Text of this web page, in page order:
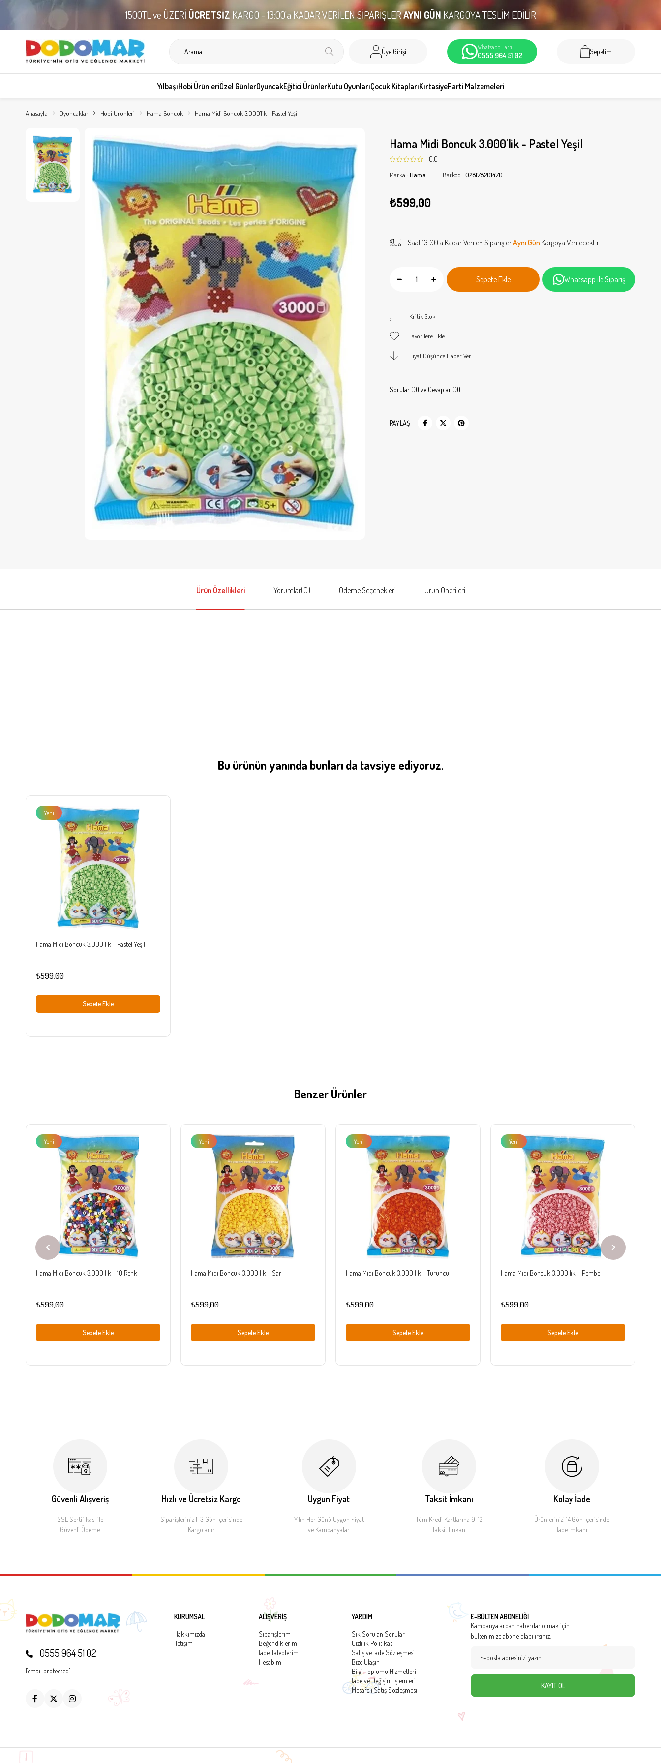
1500TL ve ÜZERİ ÜCRETSİZ KARGO - 13:00'a KADAR VERİLEN SİPARİŞLERAYNI GÜN KARGOYA TESLİM EDİLİR
Üye Girişi
Whatsapp Hattı
0555 964 51 02 Sepetim
YılbaşıHobi ÜrünleriÖzel GünlerOyuncakEğitici ÜrünlerKutu OyunlarıÇocuk KitaplarıKırtasiyeParti Malzemeleri
Anasayfa Oyuncaklar Hobi Ürünleri Hama Boncuk Hama Midi Boncuk 3.000'lik - Pastel Yeşil
Hama Midi Boncuk 3.000'lik - Pastel Yeşil
0.0
Marka : Hama Barkod : 028178201470
₺599,00
Saat 13.00'a Kadar Verilen SiparişlerAynı Gün Kargoya Verilecektir.
Whatsapp ile Sipariş
Kritik Stok
Favorilere Ekle
Fiyat Düşünce Haber Ver
Sorular (0) ve Cevaplar (0)
PAYLAŞ
Ürün Özellikleri Yorumlar(0) Ödeme Seçenekleri Ürün Önerileri
Bu ürünün yanında bunları da tavsiye ediyoruz.
Hama Midi Boncuk 3.000'lik - Pastel Yeşil
₺599,00
Sepete Ekle
Yeni
Benzer Ürünler
Hama Midi Boncuk 3.000'lik - 10 Renk
₺599,00
Sepete Ekle
Yeni
Hama Midi Boncuk 3.000'lik - Sarı
₺599,00
Sepete Ekle
Yeni
Hama Midi Boncuk 3.000'lik - Turuncu
₺599,00
Sepete Ekle
Yeni
Hama Midi Boncuk 3.000'lik - Pembe
₺599,00
Sepete Ekle
Yeni
Güvenli Alışveriş
SSL Sertifikası ile
Güvenli Ödeme
Hızlı ve Ücretsiz Kargo
Siparişleriniz 1-3 Gün İçerisinde
Kargolanır
Uygun Fiyat
Yılın Her Günü Uygun Fiyat
ve Kampanyalar
Taksit İmkanı
Tüm Kredi Kartlarına 9-12
Taksit İmkanı
Kolay İade
Ürünlerinizi 14 Gün İçerisinde
İade İmkanı
0555 964 51 02
[email protected]
KURUMSAL
Hakkımızda
İletişim
ALIŞVERİŞ
Siparişlerim
Beğendiklerim
İade Taleplerim
Hesabım
YARDIM
Sık Sorulan Sorular
Gizlilik Politikası
Satış ve İade Sözleşmesi
Bize Ulaşın
Bilgi Toplumu Hizmetleri
İade ve Değişim İşlemleri
Mesafeli Satış Sözleşmesi
E-BÜLTEN ABONELİĞİ
Kampanyalardan haberdar olmak için
bültenimize abone olabilirsiniz.
KAYIT OL